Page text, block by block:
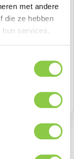
met andere
die ze hebben
services.
de